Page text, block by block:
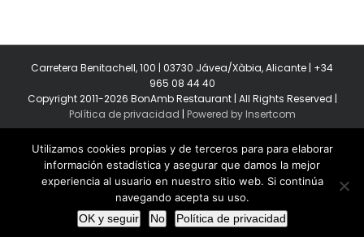
Carretera Benitachell, 100 | 03730 Jávea/Xàbia, Alicante | +34
965 08 44 40
Copyright 2011-2026 BonAmb Restaurant | All Rights Reserved |
Política de privacidad | Powered by Insertcom
Facebook
YouTubeInstagram
MyBusiness
Utilizamos cookies propias y de terceros para para elaborar
información estadística y asegurar que damos la mejor
experiencia al usuario en nuestro sitio web. Si continúa
navegando acepta su uso.
OK y seguir
No Política de privacidad